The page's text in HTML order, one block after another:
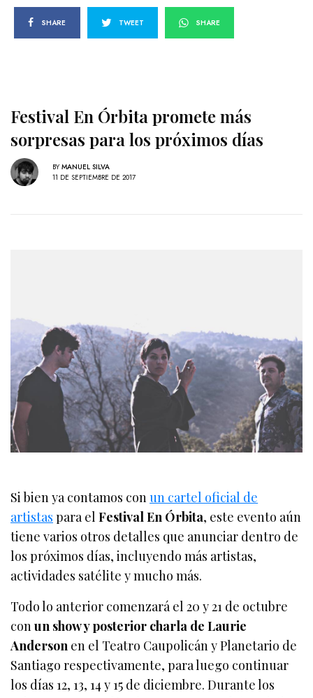
SHARE TWEET SHARE
Festival En Órbita promete más
sorpresas para los próximos días
BY MANUEL SILVA
11 DE SEPTIEMBRE DE 2017
Si bien ya contamos conun cartel oficial de
artistas para elFestival En Órbita, este evento aún
tiene varios otros detalles que anunciar dentro de
los próximos días, incluyendo más artistas,
actividades satélite y mucho más.
Todo lo anterior comenzará el 20 y 21 de octubre
conun show y posterior charla de Laurie
Anderson en el Teatro Caupolicán y Planetario de
Santiago respectivamente, para luego continuar
los días 12, 13, 14 y 15 de diciembre. Durante los